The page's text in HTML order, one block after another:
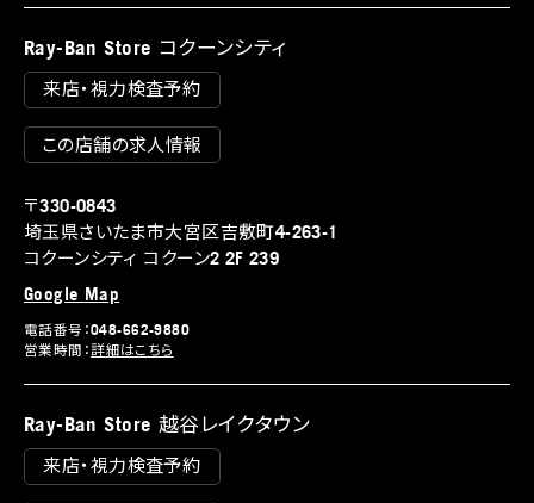
Ray-Ban Store コクーンシティ
来店・視力検査予約
この店舗の求人情報
〒330-0843
埼玉県さいたま市大宮区吉敷町4-263-1
コクーンシティ コクーン2 2F 239
Google Map
電話番号：048-662-9880
営業時間：詳細はこちら
Ray-Ban Store 越谷レイクタウン
来店・視力検査予約